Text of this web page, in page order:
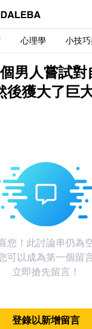
心理學 小技
男人嘗試對
後獲大了巨
您！此討論串仍為
可以成為第一個留
立即搶先留言！
登錄以新增留言